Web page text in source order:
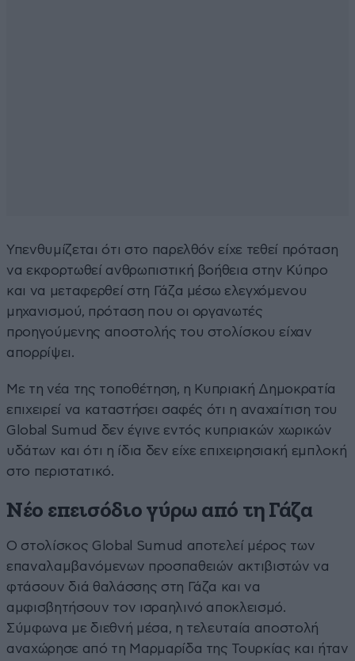
Υπενθυμίζεται ότι στο παρελθόν είχε τεθεί πρόταση
να εκφορτωθεί ανθρωπιστική βοήθεια στην Κύπρο
και να μεταφερθεί στη Γάζα μέσω ελεγχόμενου
μηχανισμού, πρόταση που οι οργανωτές
προηγούμενης αποστολής του στολίσκου είχαν
απορρίψει.
Με τη νέα της τοποθέτηση, η Κυπριακή Δημοκρατία
επιχειρεί να καταστήσει σαφές ότι η αναχαίτιση του
Global Sumud δεν έγινε εντός κυπριακών χωρικών
υδάτων και ότι η ίδια δεν είχε επιχειρησιακή εμπλοκή
στο περιστατικό.
Νέο επεισόδιο γύρω από τη Γάζα
Ο στολίσκος Global Sumud αποτελεί μέρος των
επαναλαμβανόμενων προσπαθειών ακτιβιστών να
φτάσουν διά θαλάσσης στη Γάζα και να
αμφισβητήσουν τον ισραηλινό αποκλεισμό.
Σύμφωνα με διεθνή μέσα, η τελευταία αποστολή
αναχώρησε από τη Μαρμαρίδα της Τουρκίας και ήταν